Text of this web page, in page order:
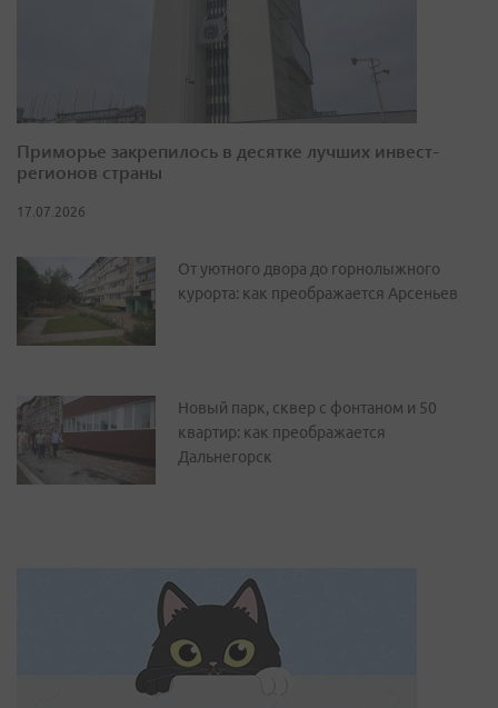
Приморье закрепилось в десятке лучших инвест-
регионов страны
17.07.2026
От уютного двора до горнолыжного
курорта: как преображается Арсеньев
Новый парк, сквер с фонтаном и 50
квартир: как преображается
Дальнегорск